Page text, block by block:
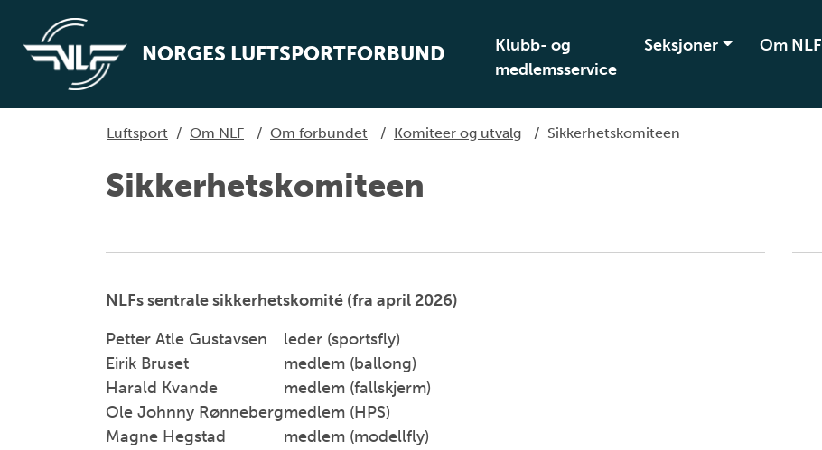
NORGES LUFTSPORTFORBUND
Klubb- og
medlemsservice
Seksjoner Om NLF
Luftsport / Om NLF / Om forbundet / Komiteer og utvalg / Sikkerhetskomiteen
Sikkerhetskomiteen
NLFs sentrale sikkerhetskomité (fra april 2026)
Petter Atle Gustavsen
leder (sportsfly)
Eirik Bruset
medlem (ballong)
Harald Kvande
medlem (fallskjerm)
Ole Johnny Rønnebergmedlem (HPS)
Magne Hegstad
medlem (modellfly)